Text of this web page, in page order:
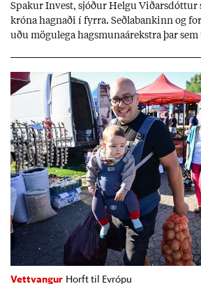
Spak­ur In­vest, sjóð­ur Helgu Við­ars­dótt­ur
króna hagn­aði í fyrra. Seðla­bank­inn og
uðu mögu­lega hags­muna­árekstra þar
Vettvangur Horft til Evrópu